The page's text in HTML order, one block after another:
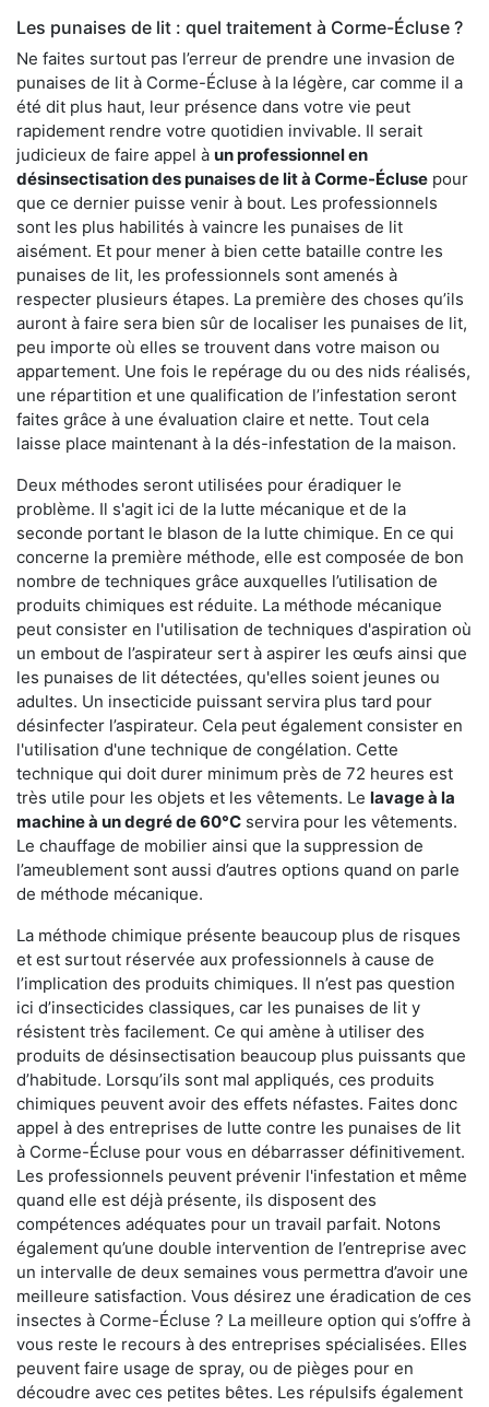
Les punaises de lit : quel traitement à Corme-Écluse ?
Ne faites surtout pas l’erreur de prendre une invasion de
punaises de lit à Corme-Écluse à la légère, car comme il a
été dit plus haut, leur présence dans votre vie peut
rapidement rendre votre quotidien invivable. Il serait
judicieux de faire appel à un professionnel en
désinsectisation des punaises de lit à Corme-Écluse pour
que ce dernier puisse venir à bout. Les professionnels
sont les plus habilités à vaincre les punaises de lit
aisément. Et pour mener à bien cette bataille contre les
punaises de lit, les professionnels sont amenés à
respecter plusieurs étapes. La première des choses qu’ils
auront à faire sera bien sûr de localiser les punaises de lit,
peu importe où elles se trouvent dans votre maison ou
appartement. Une fois le repérage du ou des nids réalisés,
une répartition et une qualification de l’infestation seront
faites grâce à une évaluation claire et nette. Tout cela
laisse place maintenant à la dés-infestation de la maison.
Deux méthodes seront utilisées pour éradiquer le
problème. Il s'agit ici de la lutte mécanique et de la
seconde portant le blason de la lutte chimique. En ce qui
concerne la première méthode, elle est composée de bon
nombre de techniques grâce auxquelles l’utilisation de
produits chimiques est réduite. La méthode mécanique
peut consister en l'utilisation de techniques d'aspiration où
un embout de l’aspirateur sert à aspirer les œufs ainsi que
les punaises de lit détectées, qu'elles soient jeunes ou
adultes. Un insecticide puissant servira plus tard pour
désinfecter l’aspirateur. Cela peut également consister en
l'utilisation d'une technique de congélation. Cette
technique qui doit durer minimum près de 72 heures est
très utile pour les objets et les vêtements. Le lavage à la
machine à un degré de 60°C servira pour les vêtements.
Le chauffage de mobilier ainsi que la suppression de
l’ameublement sont aussi d’autres options quand on parle
de méthode mécanique.
La méthode chimique présente beaucoup plus de risques
et est surtout réservée aux professionnels à cause de
l’implication des produits chimiques. Il n’est pas question
ici d’insecticides classiques, car les punaises de lit y
résistent très facilement. Ce qui amène à utiliser des
produits de désinsectisation beaucoup plus puissants que
d’habitude. Lorsqu’ils sont mal appliqués, ces produits
chimiques peuvent avoir des effets néfastes. Faites donc
appel à des entreprises de lutte contre les punaises de lit
à Corme-Écluse pour vous en débarrasser définitivement.
Les professionnels peuvent prévenir l'infestation et même
quand elle est déjà présente, ils disposent des
compétences adéquates pour un travail parfait. Notons
également qu’une double intervention de l’entreprise avec
un intervalle de deux semaines vous permettra d’avoir une
meilleure satisfaction. Vous désirez une éradication de ces
insectes à Corme-Écluse ? La meilleure option qui s’offre à
vous reste le recours à des entreprises spécialisées. Elles
peuvent faire usage de spray, ou de pièges pour en
découdre avec ces petites bêtes. Les répulsifs également